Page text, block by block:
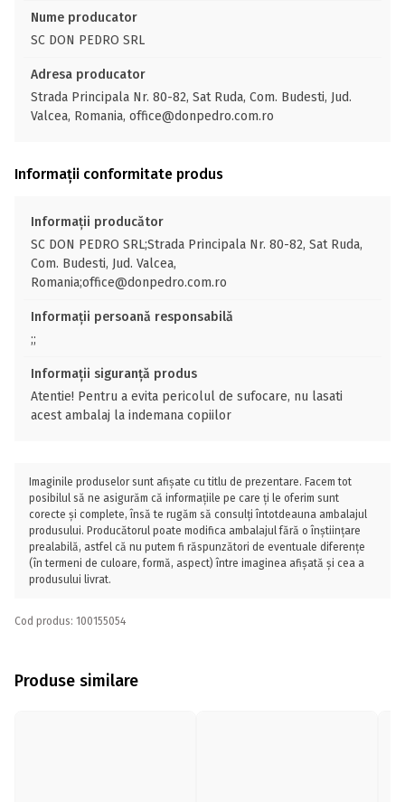
Nume producator
SC DON PEDRO SRL
Adresa producator
Strada Principala Nr. 80-82, Sat Ruda, Com. Budesti, Jud.
Valcea, Romania, office@donpedro.com.ro
Informații conformitate produs
Informații producător
SC DON PEDRO SRL;Strada Principala Nr. 80-82, Sat Ruda,
Com. Budesti, Jud. Valcea,
Romania;office@donpedro.com.ro
Informații persoană responsabilă
;;
Informații siguranță produs
Atentie! Pentru a evita pericolul de sufocare, nu lasati
acest ambalaj la indemana copiilor
Imaginile produselor sunt afișate cu titlu de prezentare. Facem tot
posibilul să ne asigurăm că informațiile pe care ți le oferim sunt
corecte și complete, însă te rugăm să consulți întotdeauna ambalajul
produsului. Producătorul poate modifica ambalajul fără o înștiințare
prealabilă, astfel că nu putem fi răspunzători de eventuale diferențe
(în termeni de culoare, formă, aspect) între imaginea afișată și cea a
produsului livrat.
Cod produs: 100155054
Produse similare